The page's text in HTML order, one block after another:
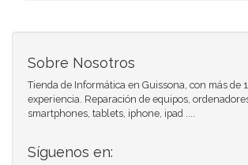
Sobre Nosotros
Tienda de Informática en Guissona, con más de
experiencia. Reparación de equipos,
smartphones, tablets, iphone, ipad ....
Síguenos en: